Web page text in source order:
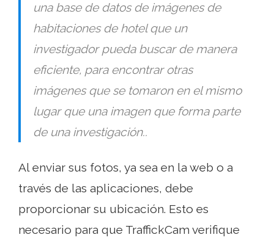
una base de datos de imágenes de
habitaciones de hotel que un
investigador pueda buscar de manera
eficiente, para encontrar otras
imágenes que se tomaron en el mismo
lugar que una imagen que forma parte
de una investigación..
Al enviar sus fotos, ya sea en la web o a
través de las aplicaciones, debe
proporcionar su ubicación. Esto es
necesario para que TraffickCam verifique